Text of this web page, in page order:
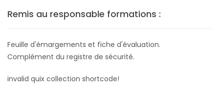
Remis au responsable formations :
Feuille d'émargements et fiche d'évaluation.
Complément du registre de sécurité.
invalid quix collection shortcode!